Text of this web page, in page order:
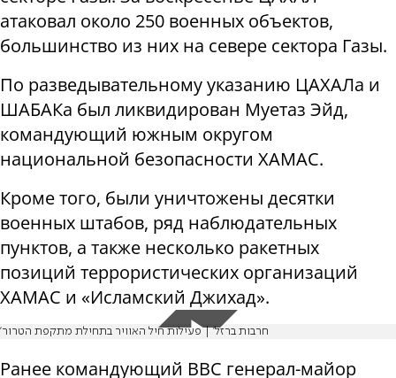
атаковал около 250 военных объектов,
большинство из них на севере сектора Газы.
По разведывательному указанию ЦАХАЛа и
ШАБАКа был ликвидирован Муетаз Эйд,
командующий южным округом
национальной безопасности ХАМАС.
Кроме того, были уничтожены десятки
военных штабов, ряд наблюдательных
пунктов, а также несколько ракетных
позиций террористических организаций
ХАМАС и «Исламский Джихад».
'חרבות ברזל' | פעילות חיל האוויר בתחילת מתקפת הטרור
Ранее командующий ВВС генерал-майор